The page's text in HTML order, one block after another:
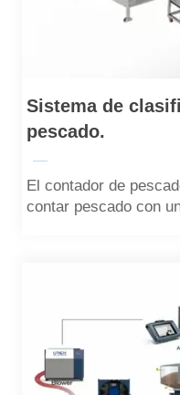
Sistema de
pescado.
—
El contador de
contar pescado con